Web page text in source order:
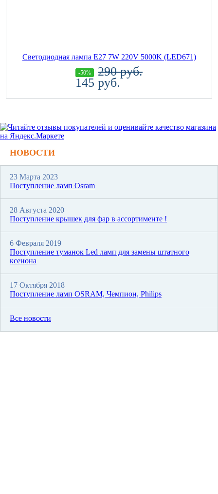
Светодиодная лампа E27 7W 220V 5000K (LED671)
-50% 290 руб.
145 руб.
НОВОСТИ
23 Марта 2023
Поступление ламп Osram
28 Августа 2020
Поступление крышек для фар в ассортименте !
6 Февраля 2019
Поступление туманок Led ламп для замены штатного
ксенона
17 Октября 2018
Поступление ламп OSRAM, Чемпион, Philips
Все новости